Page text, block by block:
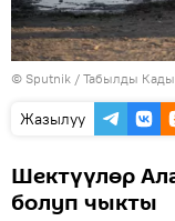
© Sputnik / Табылды
Жазылуу
Шектүүлөр
болуп чыкты